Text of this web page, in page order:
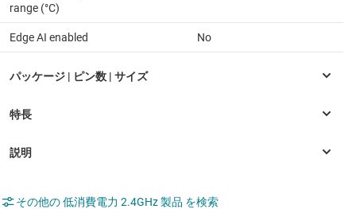
range (°C)
Edge AI enabled No
その他の 低消費電力 2.4GHz 製品 を検索